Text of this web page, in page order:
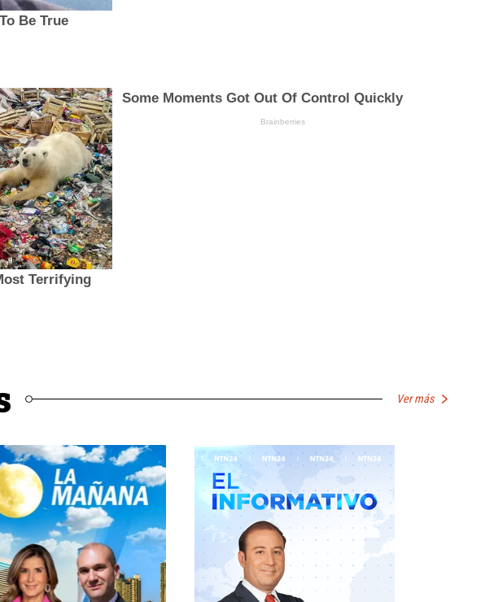
Ver más